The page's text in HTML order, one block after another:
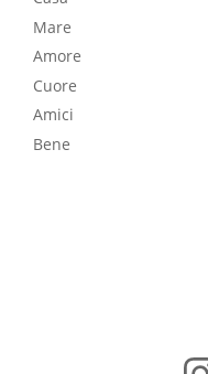
Mare
Amore
Cuore
Amici
Bene